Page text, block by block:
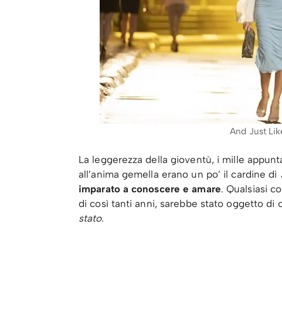
And Just
La leggerezza della gioventù, i mille
all’anima gemella erano un po’ il cardine di
imparato a conoscere e amare. Qualsiasi
di così tanti anni, sarebbe stato oggetto di
stato.